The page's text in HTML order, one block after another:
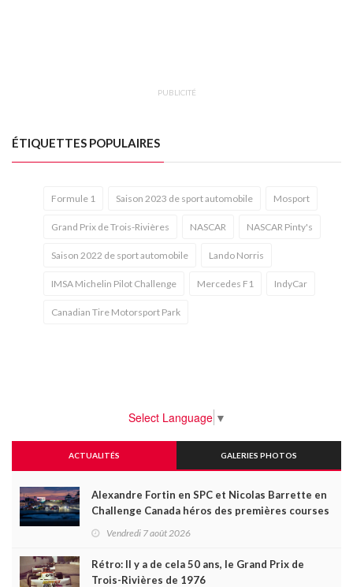
PUBLICITÉ
ÉTIQUETTES POPULAIRES
Formule 1 Saison 2023 de sport automobile Mosport
Grand Prix de Trois-Rivières NASCAR NASCAR Pinty's
Saison 2022 de sport automobile Lando Norris
IMSA Michelin Pilot Challenge Mercedes F1 IndyCar
Canadian Tire Motorsport Park
Select Language ▼
ACTUALITÉS GALERIES PHOTOS
Alexandre Fortin en SPC et Nicolas Barrette en
Challenge Canada héros des premières courses
Vendredi 7 août 2026
Rétro: Il y a de cela 50 ans, le Grand Prix de
Trois-Rivières de 1976